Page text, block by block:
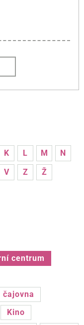
K L M
N
V Z
Ž
centrum
čajovna
Kino